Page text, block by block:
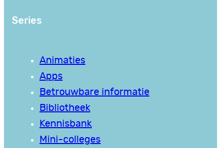
Series
Animaties
Apps
Betrouwbare informatie
Bibliotheek
Kennisbank
Mini-colleges